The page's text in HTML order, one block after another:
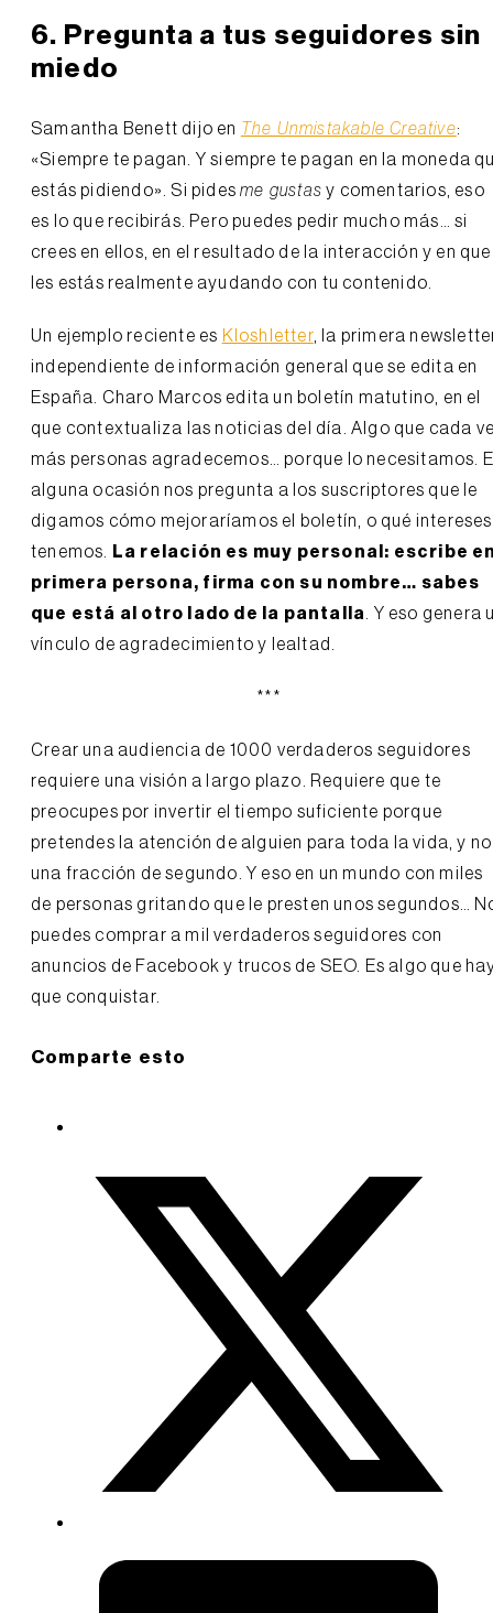
6. Pregunta a tus seguidores sin
miedo
Samantha Benett dijo en The Unmistakable Creative:
«Siempre te pagan. Y siempre te pagan en la moneda
estás pidiendo». Si pidesme gustas y comentarios, eso
es lo que recibirás. Pero puedes pedir mucho más… si
crees en ellos, en el resultado de la interacción y en que
les estás realmente ayudando con tu contenido.
Un ejemplo reciente es Kloshletter, la primera
independiente de información general que se edita en
España. Charo Marcos edita un boletín matutino, en el
que contextualiza las noticias del día. Algo que cada
más personas agradecemos… porque lo necesitamos.
alguna ocasión nos pregunta a los suscriptores que le
digamos cómo mejoraríamos el boletín, o qué intereses
tenemos.
La relación es muy personal: escribe
primera persona, firma con su nombre… sabes
que está al otro lado de la pantalla
. Y eso genera
vínculo de agradecimiento y lealtad.
***
Crear una audiencia de 1000 verdaderos seguidores
requiere una visión a largo plazo. Requiere que te
preocupes por invertir el tiempo suficiente porque
pretendes la atención de alguien para toda la vida, y no
una fracción de segundo. Y eso en un mundo con miles
de personas gritando que le presten unos segundos…
puedes comprar a mil verdaderos seguidores con
anuncios de Facebook y trucos de SEO. Es algo que
que conquistar.
Comparte esto